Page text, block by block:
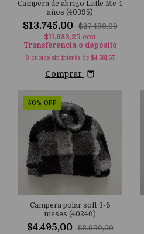
Campera de abrigo Little Me 4
años (40395)
$13.745,00
$27.490,00
$11.683,25 con
Transferencia o depósito
3 cuotas sin interés de $4.581,67
Comprar
50 % OFF
Campera polar soft 3-6
meses (40246)
$4.495,00
$8.990,00